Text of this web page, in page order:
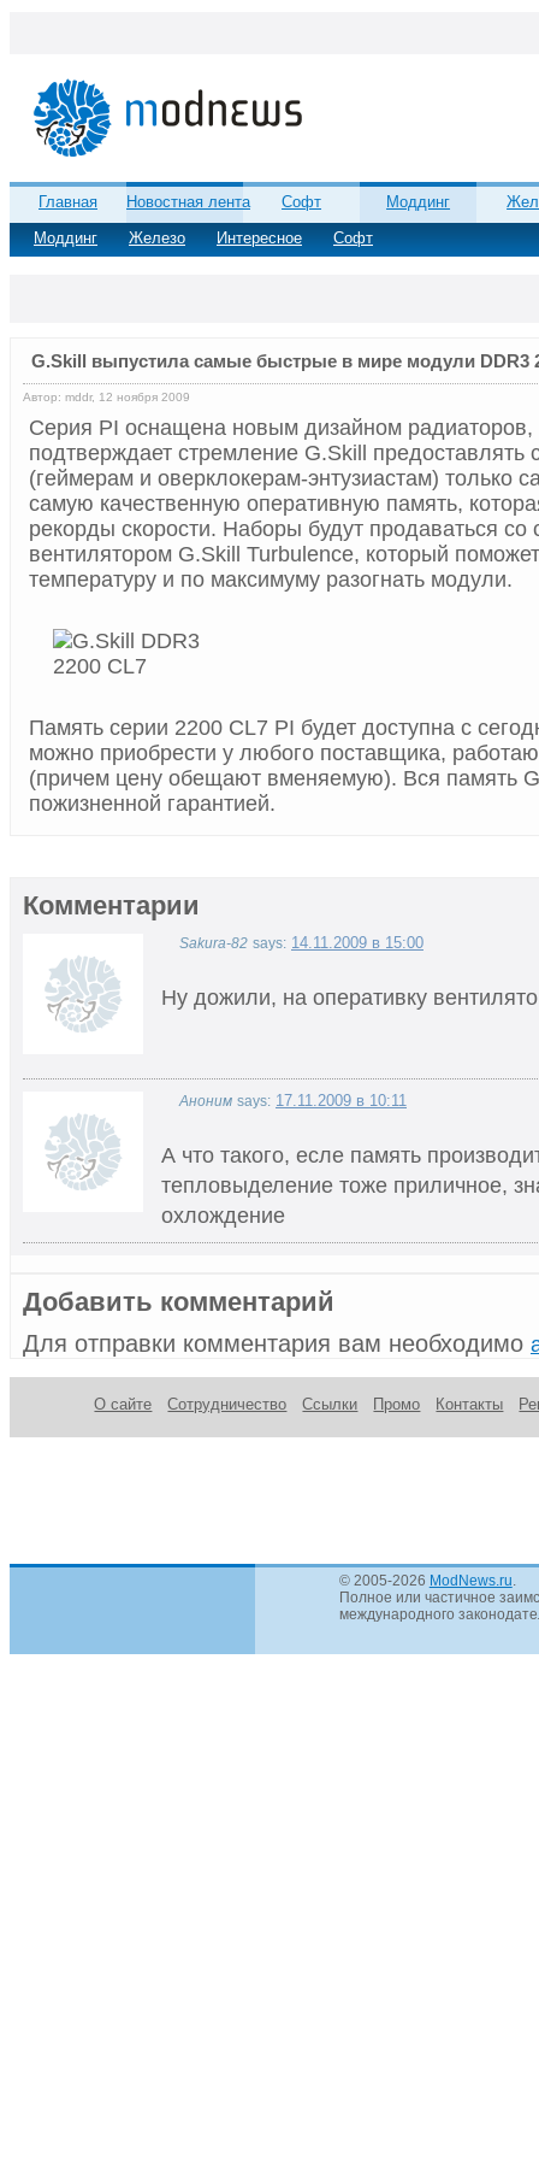
Главная
Новостная лента
Моддинг
Железо Интересное Софт
Софт Моддинг
G.Skill выпустила самые быстрые в мире модули DDR3
Автор: mddr, 12 ноября 2009
Серия PI оснащена новым дизайном радиаторов,
подтверждает стремление G.Skill предоставлять
(геймерам и оверклокерам-энтузиастам) только
самую качественную оперативную память,
рекорды скорости. Наборы будут продаваться
вентилятором G.Skill Turbulence, который
температуру и по максимуму разогнать модули.
Память серии 2200 CL7 PI будет доступна с
можно приобрести у любого поставщика,
(причем цену обещают вменяемую). Вся память
пожизненной гарантией.
Комментарии
Sakura-82 says: 14.11.2009 в 15:00
Ну дожили, на оперативку
Аноним says: 17.11.2009 в 10:11
А что такого, есле память
тепловыделение тоже приличное,
охлождение
Добавить комментарий
Для отправки комментария вам необходимо
О сайте Сотрудничество Ссылки Промо Контакты
© 2005-2026 ModNews.ru
Полное или частичное
международного